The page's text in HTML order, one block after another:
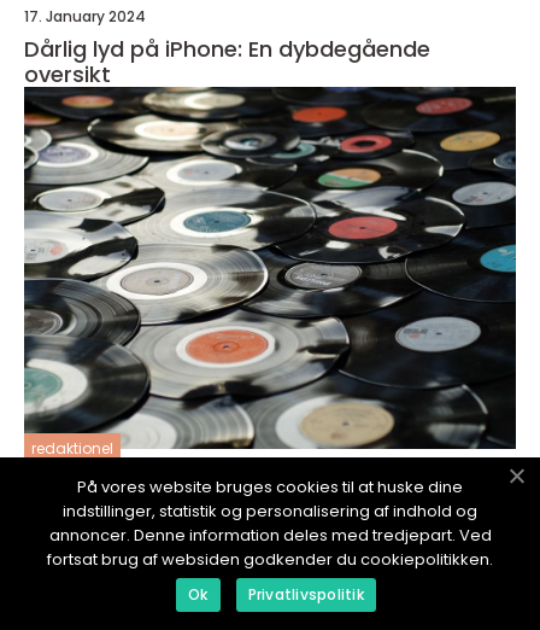
17. January 2024
Dårlig lyd på iPhone: En dybdegående
oversikt
redaktionel
17. January 2024
iPhone ringer ikke med lyd: En omfattende
analyse
På vores website bruges cookies til at huske dine
indstillinger, statistik og personalisering af indhold og
annoncer. Denne information deles med tredjepart. Ved
fortsat brug af websiden godkender du cookiepolitikken.
Ok Privatlivspolitik